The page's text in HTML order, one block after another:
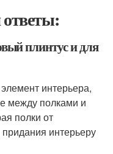
плинтус и для
интерьера,
между полками и
полки от
интерьеру